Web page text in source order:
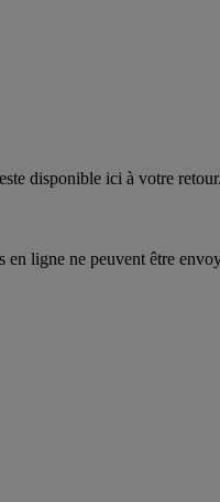
disponible ici à votre retour.
ligne ne peuvent être